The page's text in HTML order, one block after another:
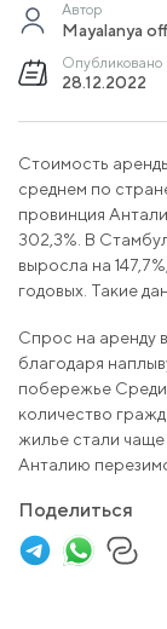
Автор
Mayalanya
Опубликовано
28.12.2022
Стоимость
среднем по
провинция
302,3%. В
выросла на
годовых. Такие
Спрос на аренду
благодаря
побережье
количество
жилье стали
Анталию
Поделиться